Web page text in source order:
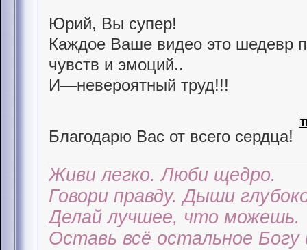
Юрий, Вы супер!
Каждое Ваше видео это шедевр
чувств и эмоций..
И—невероятный труд!!!
Благодарю Вас от всего сердца!
Живи легко. Люби щедро.
Говори правду. Дыши
Делай лучшее, что можешь.
Оставь всё остальное Богу